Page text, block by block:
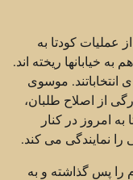
عملیات کودتا به
خیابانها ریخته اند.
موسوی
از اصلاح طلبان،
امروز در کنار
نمایندگی می کند.
را پس گذاشته و به